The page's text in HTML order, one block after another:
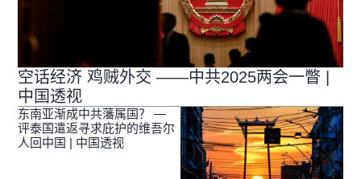
空话经济 鸡贼外交 ——中共2025两会一瞥 |
中国透视
东南亚渐成中共藩属国？ —
评泰国遣返寻求庇护的维吾尔
人回中国 | 中国透视